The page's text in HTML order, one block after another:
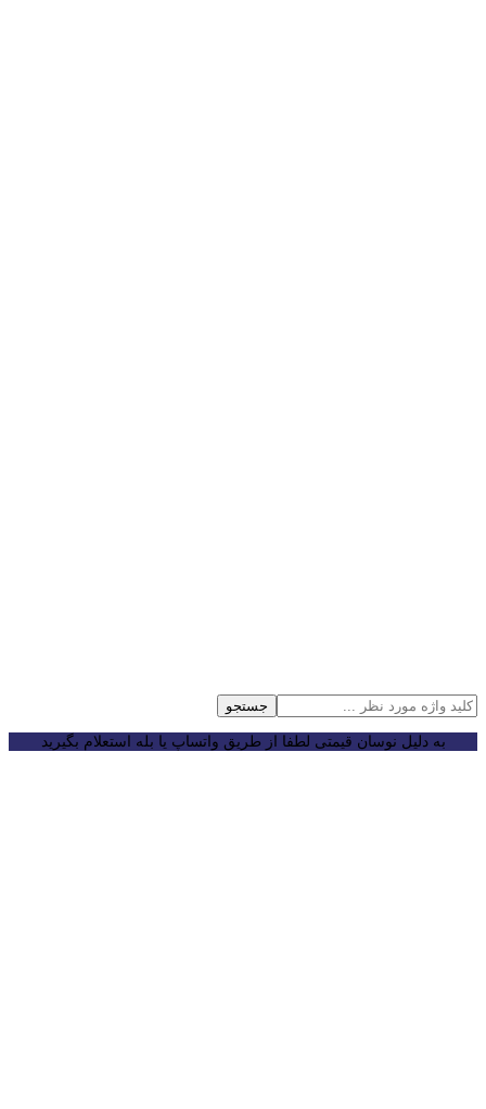
جستجو
به دلیل نوسان قیمتی لطفا از طریق واتساپ یا بله استعلام بگیرید